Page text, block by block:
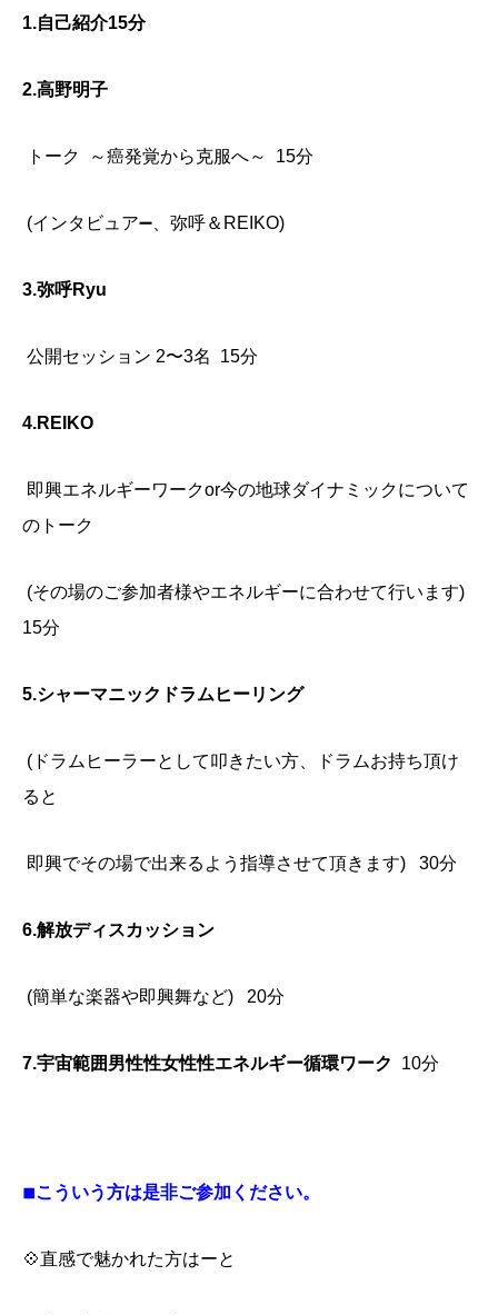
1.自己紹介15分
2.高野明子
トーク ～癌発覚から克服へ～ 15分
(インタビュア➖、弥呼＆REIKO)
3.弥呼Ryu
公開セッション 2〜3名 15分
4.REIKO
即興エネルギーワークor今の地球ダイナミックについて
の トーク
(その場のご参加者様やエネルギーに合わせて行います)
15分
5.シャーマニックドラム ヒーリング
(ドラムヒーラーとして叩きたい方、ドラムお持ち頂け
ると
即興でその場で出来るよう指導させて頂きます) 30分
6.解放ディスカッション
(簡単な楽器や即興舞など) 20分
7.宇宙範囲男性性女性性エネルギー循環ワーク 10分
◾︎こういう方は是非ご参加ください。
💠直感で魅かれた方はーと